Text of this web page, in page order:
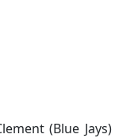
(Blue